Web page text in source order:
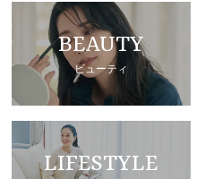
BEAUTY
ビューティ
LIFESTYLE